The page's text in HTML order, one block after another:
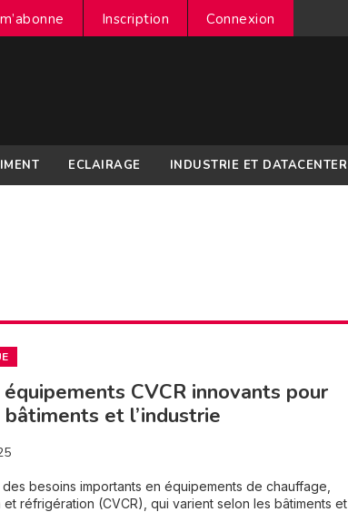
Inscription Connexion
ECLAIRAGE INDUSTRIE ET DATACENTER
équipements CVCR innovants pour
et l’industrie
besoins importants en équipements de chauffage,
et réfrigération (CVCR), qui varient selon les bâtiments et